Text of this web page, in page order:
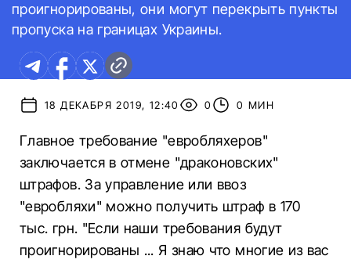
проигнорированы, они могут перекрыть пункты
пропуска на границах Украины.
18 ДЕКАБРЯ 2019, 12:40 0 0 МИН
Главное требование "евробляхеров"
заключается в отмене "драконовских"
штрафов. За управление или ввоз
"евробляхи" можно получить штраф в 170
тыс. грн. "Если наши требования будут
проигнорированы ... Я знаю что многие из вас